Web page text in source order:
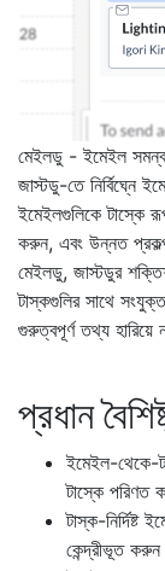
মেইলডু - ইমেইল
জাস্টডু-তে নির্বিঘ্নে
ইমেইলগুলিকে টাস্কে
করুন, এবং উন্নত
মেইলডু, জাস্টডুর
টাস্কগুলির সাথে
গুরুত্বপূর্ণ তথ্য হারিয়ে
প্রধান
ইমেইল-থেকে-
টাস্কে পরিণত
টাস্ক-নির্দিষ্ট
কেন্দ্রীভূত করুন